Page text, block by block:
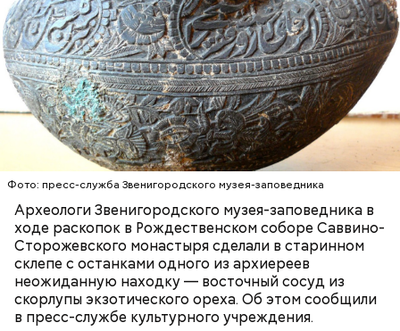
Фото: пресс-служба Звенигородского музея-заповедника
Археологи Звенигородского музея-заповедника в
ходе раскопок в Рождественском соборе Саввино-
Сторожевского монастыря сделали в старинном
склепе с останками одного из архиереев
неожиданную находку — восточный сосуд из
скорлупы экзотического ореха. Об этом сообщили
в пресс-службе культурного учреждения.
кабачок;
брынза;
растительное масло;
помидоры черри либо грунтовые.
беременным, кормящим женщинам;
людям с ослабленной иммунной системой;
пожилым;
детям.
предостерегла Соломатина.